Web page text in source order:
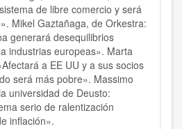
de libre comercio y será
Mikel Gaztañaga, de Orkestra:
generará desequilibrios
industrias europeas». Marta
a EE UU y a sus socios
será más pobre». Massimo
universidad de Deusto:
serio de ralentización
inflación».